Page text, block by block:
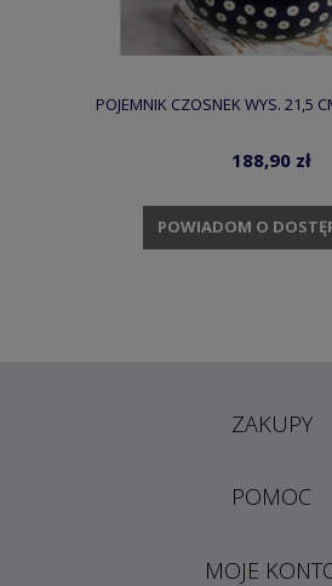
POJEMNIK CZOSNEK WYS. 21,5
188,90 zł
POWIADOM O
ZAKUPY
POMOC
MOJE